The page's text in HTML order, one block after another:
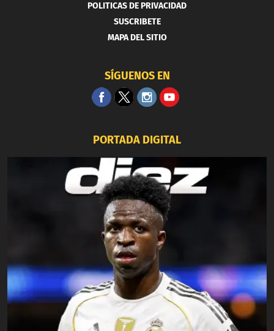
POLITICAS DE PRIVACIDAD
SUSCRIBETE
MAPA DEL SITIO
SÍGUENOS EN
PORTADA DIGITAL